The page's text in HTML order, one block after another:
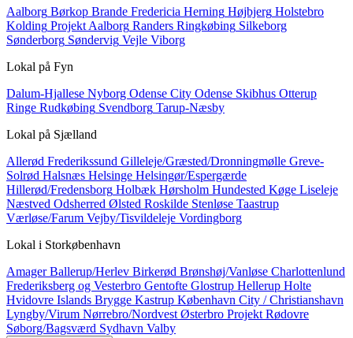
Aalborg Børkop Brande Fredericia Herning Højbjerg Holstebro
Kolding Projekt Aalborg Randers Ringkøbing Silkeborg
Sønderborg Søndervig Vejle Viborg
Lokal på Fyn
Dalum-Hjallese Nyborg Odense City Odense Skibhus Otterup
Ringe Rudkøbing Svendborg Tarup-Næsby
Lokal på Sjælland
Allerød Frederikssund Gilleleje/Græsted/Dronningmølle Greve-
Solrød Halsnæs Helsinge Helsingør/Espergærde
Hillerød/Fredensborg Holbæk Hørsholm Hundested Køge Liseleje
Næstved Odsherred Ølsted Roskilde Stenløse Taastrup
Værløse/Farum Vejby/Tisvildeleje Vordingborg
Lokal i Storkøbenhavn
AmagerBallerup/Herlev Birkerød Brønshøj/Vanløse Charlottenlund
Frederiksberg og Vesterbro Gentofte Glostrup Hellerup Holte
Hvidovre Islands Brygge Kastrup København City / Christianshavn
Lyngby/Virum Nørrebro/Nordvest Østerbro Projekt Rødovre
Søborg/Bagsværd Sydhavn Valby